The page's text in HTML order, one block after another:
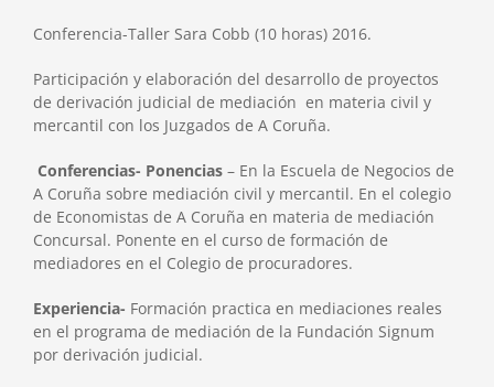
Conferencia-Taller Sara Cobb (10 horas) 2016.
Participación y elaboración del desarrollo de proyectos
de derivación judicial de mediación en materia civil y
mercantil con los Juzgados de A Coruña.
Conferencias- Ponencias– En la Escuela de Negocios de
A Coruña sobre mediación civil y mercantil. En el colegio
de Economistas de A Coruña en materia de mediación
Concursal. Ponente en el curso de formación de
mediadores en el Colegio de procuradores.
Experiencia- Formación practica en mediaciones reales
en el programa de mediación de la Fundación Signum
por derivación judicial.